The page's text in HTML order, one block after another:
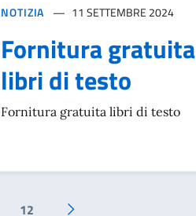
NOTIZIA 11 SETTEMBRE 2024
Fornitura gratuita
libri di testo
Fornitura gratuita libri di testo
12